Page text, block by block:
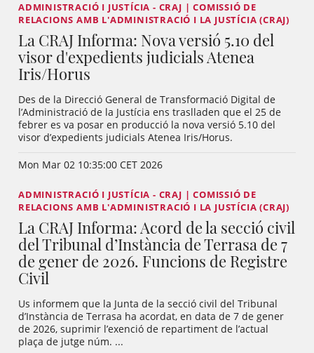
ADMINISTRACIÓ I JUSTÍCIA - CRAJ | COMISSIÓ DE
RELACIONS AMB L'ADMINISTRACIÓ I LA JUSTÍCIA (CRAJ)
La CRAJ Informa: Nova versió 5.10 del
visor d'expedients judicials Atenea
Iris/Horus
Des de la Direcció General de Transformació Digital de
l’Administració de la Justícia ens traslladen que el 25 de
febrer es va posar en producció la nova versió 5.10 del
visor d’expedients judicials Atenea Iris/Horus.
Mon Mar 02 10:35:00 CET 2026
ADMINISTRACIÓ I JUSTÍCIA - CRAJ | COMISSIÓ DE
RELACIONS AMB L'ADMINISTRACIÓ I LA JUSTÍCIA (CRAJ)
La CRAJ Informa: Acord de la secció civil
del Tribunal d’Instància de Terrasa de 7
de gener de 2026. Funcions de Registre
Civil
Us informem que la Junta de la secció civil del Tribunal
d’Instància de Terrasa ha acordat, en data de 7 de gener
de 2026, suprimir l’exenció de repartiment de l’actual
plaça de jutge núm. ...